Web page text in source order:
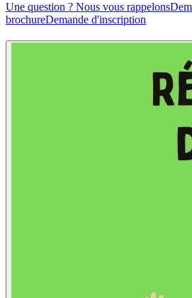
Une question ? Nous vous rappelons
brochureDemande d'inscription